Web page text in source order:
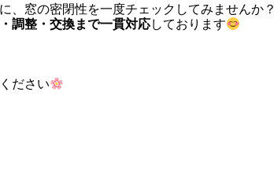
、窓の密閉性を一度チェックしてみませんか？
調整・交換まで一貫対応しております
ださい